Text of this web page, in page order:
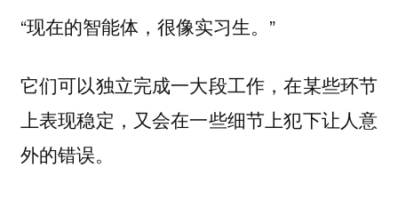
“现在的智能体，很像实习生。”
它们可以独立完成一大段工作，在某些环节
上表现稳定，又会在一些细节上犯下让人意
外的错误。